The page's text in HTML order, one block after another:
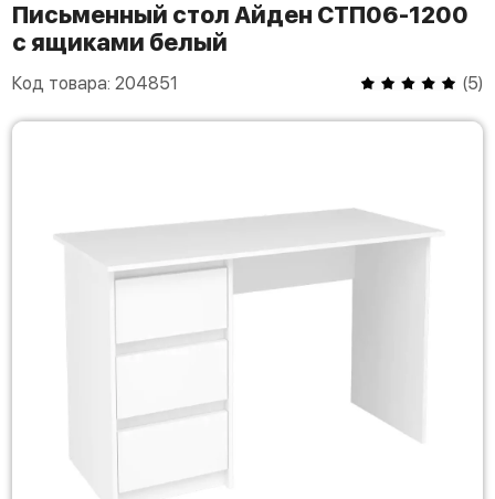
Письменный стол Айден СТП06-1200
с ящиками белый
Код товара: 204851 (5)